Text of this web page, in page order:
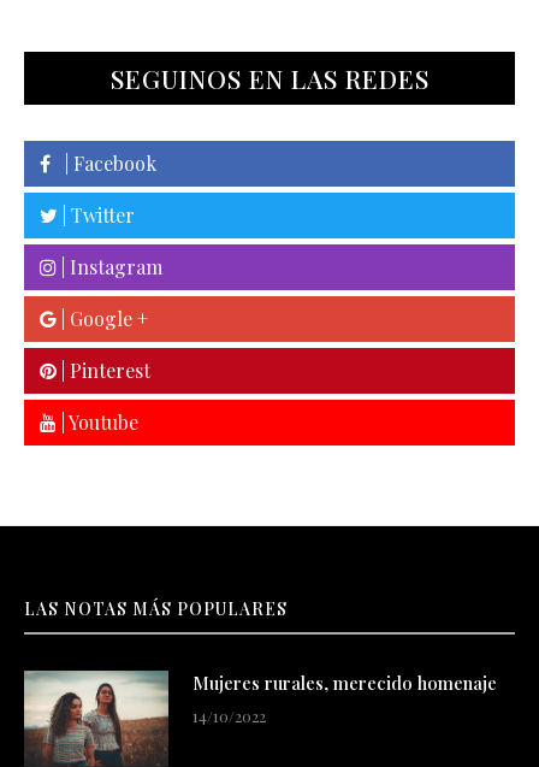
SEGUINOS EN LAS REDES
| Facebook
| Twitter
| Instagram
| Google +
| Pinterest
| Youtube
LAS NOTAS MÁS POPULARES
Mujeres rurales, merecido homenaje
14/10/2022